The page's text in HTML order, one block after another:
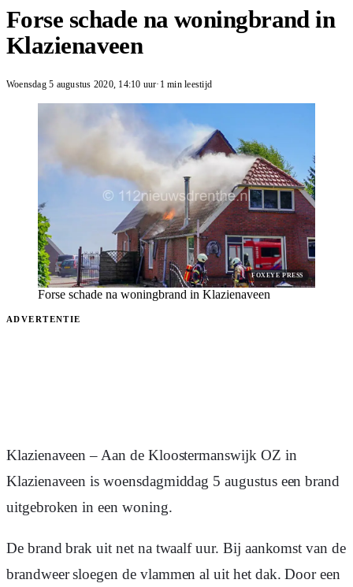
Forse schade na woningbrand in
Klazienaveen
Woensdag 5 augustus 2020, 14:10 uur· 1 min leestijd
FOXEYE PRESS
Forse schade na woningbrand in Klazienaveen
ADVERTENTIE
Klazienaveen – Aan de Kloostermanswijk OZ in
Klazienaveen is woensdagmiddag 5 augustus een brand
uitgebroken in een woning.
De brand brak uit net na twaalf uur. Bij aankomst van de
brandweer sloegen de vlammen al uit het dak. Door een